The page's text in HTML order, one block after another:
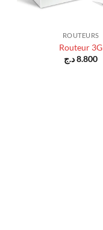
ROUTEURS
Routeur 3G
8.800د.ج